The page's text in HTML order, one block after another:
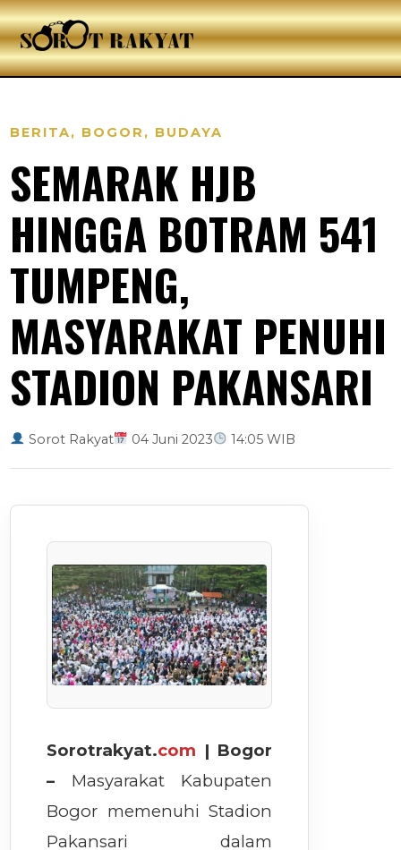
BERITA, BOGOR , BUDAYA
SEMARAK HJB
HINGGA BOTRAM 541
TUMPENG,
MASYARAKAT PENUHI
STADION PAKANSARI
Sorot Rakyat 04 Juni 2023 14:05 WIB
Sorotrakyat.com | Bogor
– Masyarakat Kabupaten
Bogor memenuhi Stadion
Pakansari dalam